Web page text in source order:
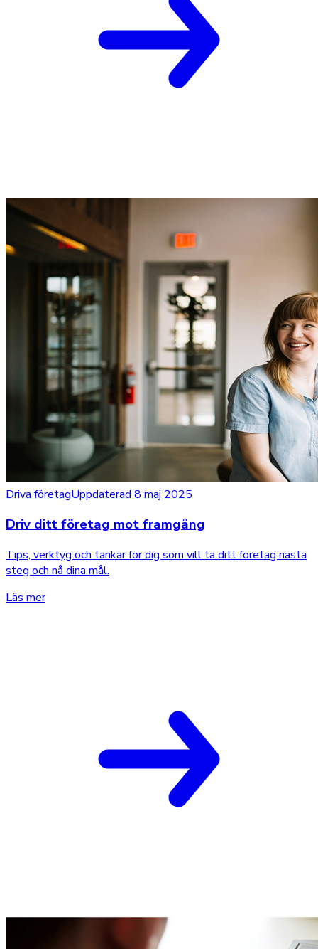
Driva företagUppdaterad 8 maj 2025
Driv ditt företag mot framgång
Tips, verktyg och tankar för dig som vill ta ditt företag nästa
steg och nå dina mål.
Läs mer